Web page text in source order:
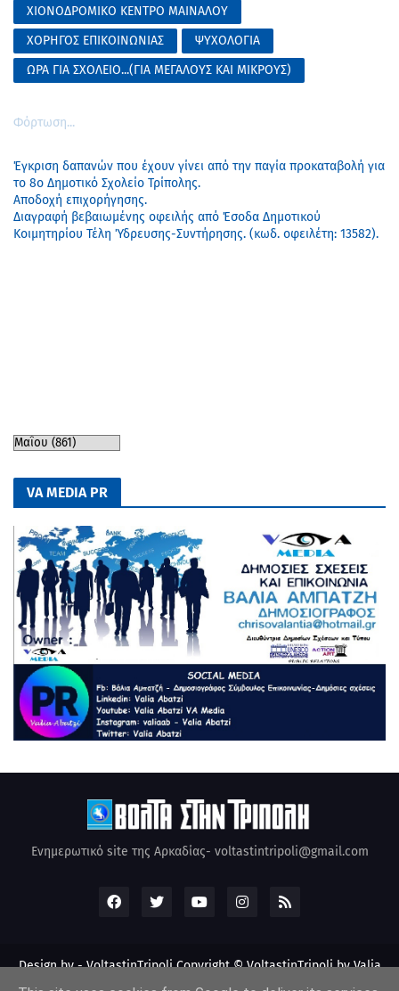
ΧΙΟΝΟΔΡΟΜΙΚΟ ΚΕΝΤΡΟ ΜΑΙΝΑΛΟΥ
ΧΟΡΗΓΟΣ ΕΠΙΚΟΙΝΩΝΙΑΣ
ΨΥΧΟΛΟΓΙΑ
ΩΡΑ ΓΙΑ ΣΧΟΛΕΙΟ...(ΓΙΑ ΜΕΓΑΛΟΥΣ ΚΑΙ ΜΙΚΡΟΥΣ)
Φόρτωση...
Έγκριση δαπανών που έχουν γίνει από την παγία προκαταβολή για
το 8ο Δημοτικό Σχολείο Τρίπολης.
Αποδοχή επιχορήγησης.
Διαγραφή βεβαιωμένης οφειλής από Έσοδα Δημοτικού
Κοιμητηρίου Τέλη Ύδρευσης-Συντήρησης. (κωδ. οφειλέτη: 13582).
VA MEDIA PR
Ενημερωτικό site της Αρκαδίας- voltastintripoli@gmail.com
Design by -VoltastinTripoliCopyright © VoltastinTripoli by Valia